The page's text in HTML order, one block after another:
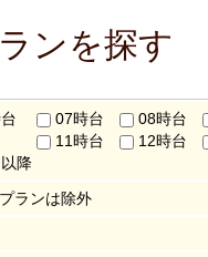
ンを探す
07時台 08時台
11時台 12時台
降
ランは除外